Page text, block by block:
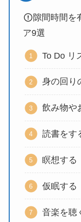
隙間時間を
ア9選
To Do リ
身の回
飲み物や
読書をす
瞑想する
仮眠する
音楽を聴